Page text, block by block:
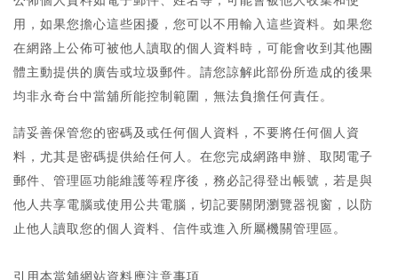
用，如果您擔心這些困擾，您可以不用輸入這些資料。如果您
在網路上公佈可被他人讀取的個人資料時，可能會收到其他團
體主動提供的廣告或垃圾郵件。請您諒解此部份所造成的後果
均非永奇台中當舖所能控制範圍，無法負擔任何責任。
請妥善保管您的密碼及或任何個人資料，不要將任何個人資
料，尤其是密碼提供給任何人。在您完成網路申辦、取閱電子
郵件、管理區功能維護等程序後，務必記得登出帳號，若是與
他人共享電腦或使用公共電腦，切記要關閉瀏覽器視窗，以防
止他人讀取您的個人資料、信件或進入所屬機關管理區。
引用本當舖網站資料應注意事項